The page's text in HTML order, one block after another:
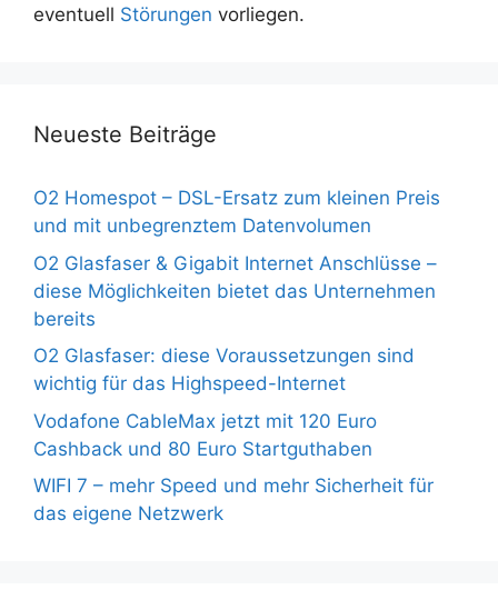
eventuell Störungen vorliegen.
Neueste Beiträge
O2 Homespot – DSL-Ersatz zum kleinen Preis
und mit unbegrenztem Datenvolumen
O2 Glasfaser & Gigabit Internet Anschlüsse –
diese Möglichkeiten bietet das Unternehmen
bereits
O2 Glasfaser: diese Voraussetzungen sind
wichtig für das Highspeed-Internet
Vodafone CableMax jetzt mit 120 Euro
Cashback und 80 Euro Startguthaben
WIFI 7 – mehr Speed und mehr Sicherheit für
das eigene Netzwerk